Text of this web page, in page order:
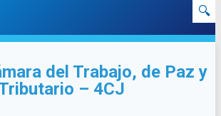
🔍
del Trabajo, de Paz y
– 4CJ